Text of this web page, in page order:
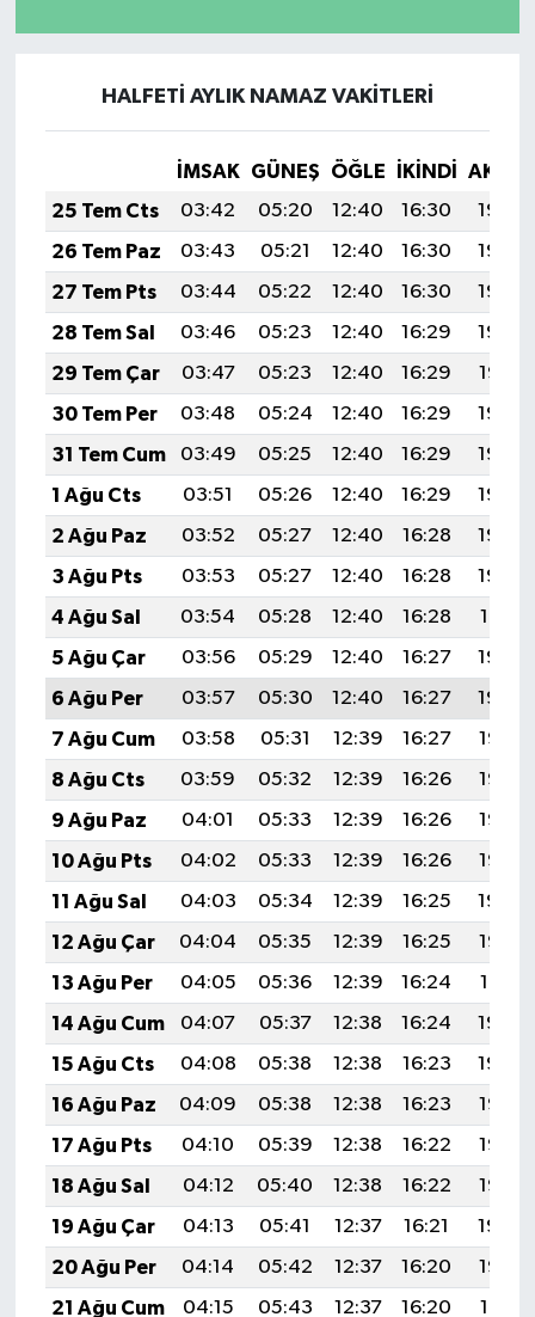
HALFETİ AYLIK NAMAZ VAKITLERI
İMSAK GÜNEŞ ÖĞLE İKINDI
25 Tem Cts
03:42 05:20 12:40 16:30
19:50
26 Tem Paz
03:43 05:21 12:40 16:30
19:49
27 Tem Pts
03:44 05:22 12:40 16:30
19:49
28 Tem Sal
03:46 05:23 12:40 16:29
19:48
29 Tem Çar
03:47 05:23 12:40 16:29
19:47
30 Tem Per
03:48 05:24 12:40 16:29
19:46
31 Tem Cum
03:49 05:25 12:40 16:29
19:45
1 Ağu Cts
03:51 05:26 12:40 16:29
19:44
2 Ağu Paz
03:52 05:27 12:40 16:28
19:43
3 Ağu Pts
03:53 05:27 12:40 16:28
19:42
4 Ağu Sal
03:54 05:28 12:40 16:28
19:41
5 Ağu Çar
03:56 05:29 12:40 16:27
19:40
6 Ağu Per
03:57 05:30 12:40 16:27
19:39
7 Ağu Cum
03:58 05:31 12:39 16:27
19:38
8 Ağu Cts
03:59 05:32 12:39 16:26
19:37
9 Ağu Paz
04:01 05:33 12:39 16:26
19:36
10 Ağu Pts
04:02 05:33 12:39 16:26
19:35
11 Ağu Sal
04:03 05:34 12:39 16:25
19:34
12 Ağu Çar
04:04 05:35 12:39 16:25
19:32
13 Ağu Per
04:05 05:36 12:39 16:24
19:31
14 Ağu Cum
04:07 05:37 12:38 16:24
19:30
15 Ağu Cts
04:08 05:38 12:38 16:23
19:29
16 Ağu Paz
04:09 05:38 12:38 16:23
19:28
17 Ağu Pts
04:10 05:39 12:38 16:22
19:26
18 Ağu Sal
04:12 05:40 12:38 16:22
19:25
19 Ağu Çar
04:13 05:41 12:37 16:21
19:24
20 Ağu Per
04:14 05:42 12:37 16:20
19:22
21 Ağu Cum
04:15 05:43 12:37 16:20
19:21